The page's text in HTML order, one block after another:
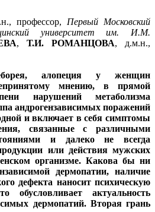
профессор, Первый Московский
университет им. И.М.
, Т.И. РОМАНЦОВА, д.м.н.,
алопеция у женщин
мнению, в прямой
нарушений метаболизма
андрогензависимых поражений
и включает в себя симптомы
связанные с различными
и далеко не всегда
или действия мужских
организме. Какова бы ни
дермопатии, наличие
дефекта наносит психическую
обусловливает актуальность
дермопатий. Вторая грань